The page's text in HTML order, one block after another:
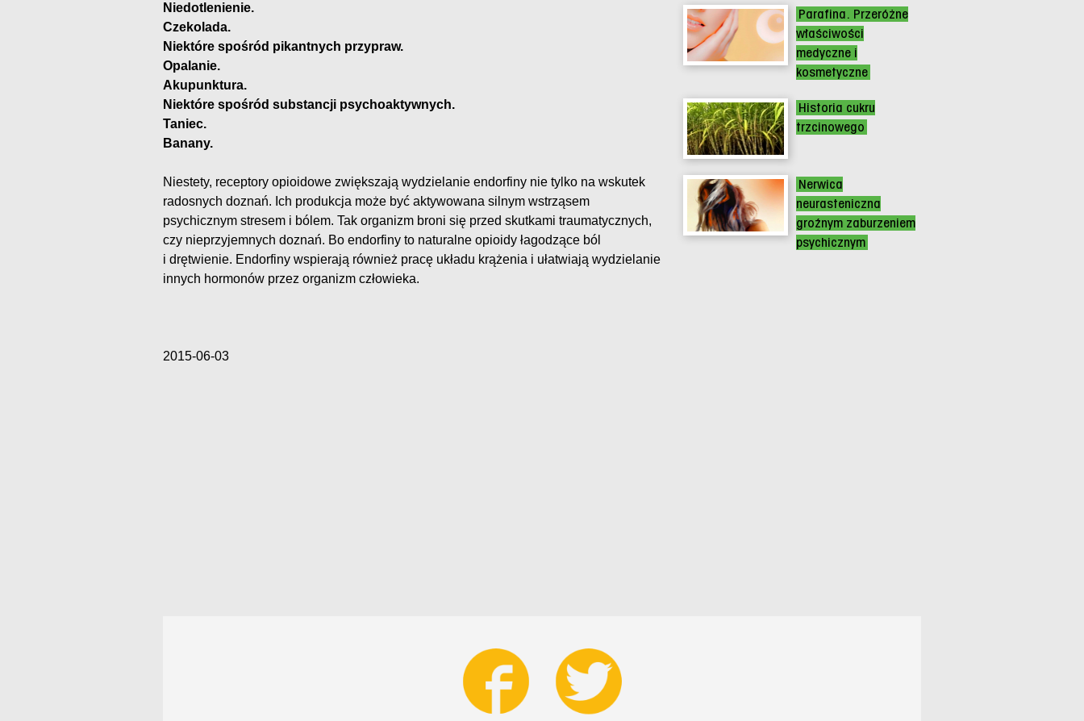
Niedotlenienie.
Czekolada.
Niektóre spośród pikantnych przypraw.
Opalanie.
Akupunktura.
Niektóre spośród substancji psychoaktywnych.
Taniec.
Banany.
Niestety, receptory opioidowe zwiększają wydzielanie endorfiny nie tylko na wskutek
radosnych doznań. Ich produkcja może być aktywowana silnym wstrząsem
psychicznym stresem i bólem. Tak organizm broni się przed skutkami traumatycznych,
czy nieprzyjemnych doznań. Bo endorfiny to naturalne opioidy łagodzące ból
i drętwienie. Endorfiny wspierają również pracę układu krążenia i ułatwiają wydzielanie
innych hormonów przez organizm człowieka.
2015-06-03
Parafina. Przeróżne
właściwości
medyczne i
kosmetyczne
Historia cukru
trzcinowego
Nerwica
neurasteniczna
groźnym zaburzeniem
psychicznym